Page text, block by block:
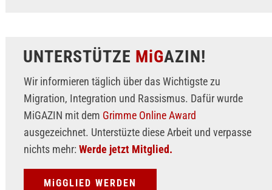
UNTERSTÜTZE MiGAZIN!
Wir informieren täglich über das Wichtigste zu
Migration, Integration und Rassismus. Dafür wurde
MiGAZIN mit dem Grimme Online Award
ausgezeichnet. Unterstüzte diese Arbeit und verpasse
nichts mehr: Werde jetzt Mitglied.
MiGGLIED WERDEN